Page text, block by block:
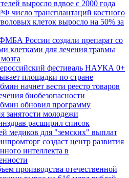
выросло вдвое с 2000 года
число трансплантаций костного
клеток выросло на 50% за
России создали препарат со
клетками для лечения травмы
фестиваль НАУКА 0+
площадки по стране
начнет вести реестр товаров
биобезопасности
обновил программу
занятости молодежи
расширил список
медиков для "земских" выплат
создаст центр развития
интеллекта в
производства отечественной